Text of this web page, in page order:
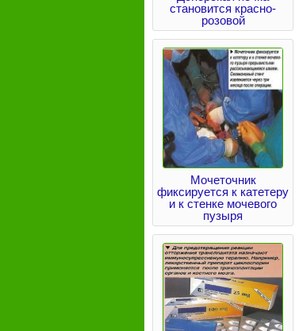
становится красно-
розовой
Мочеточник
фиксируется к катетеру
и к стенке мочевого
пузыря